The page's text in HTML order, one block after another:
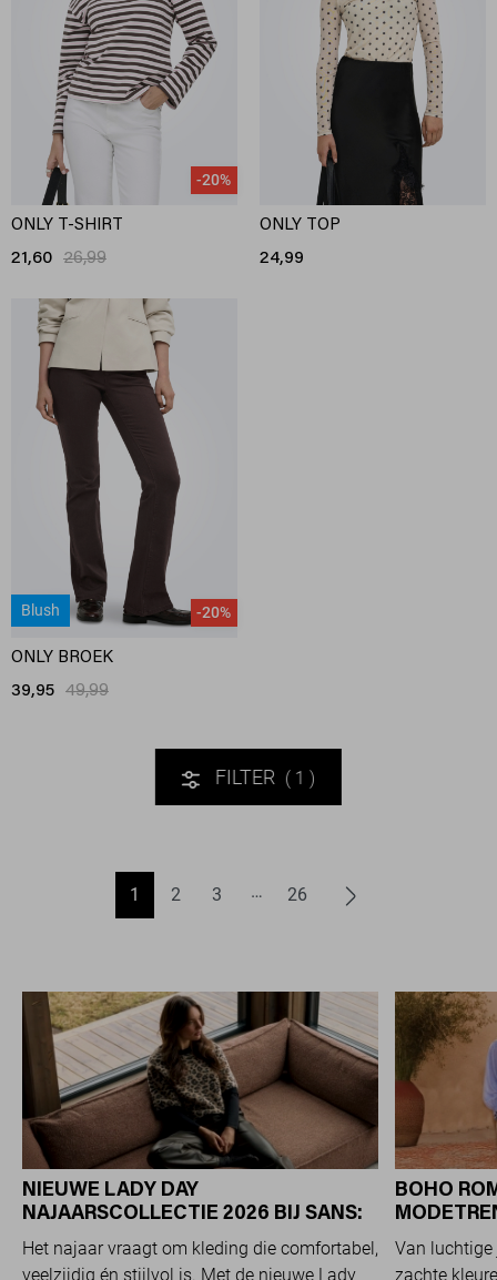
-20%
ONLY T-SHIRT
21,60 26,99
ONLY TOP
24,99
Blush -20%
ONLY BROEK
39,95 49,99
FILTER 1
1 2 3 26
NIEUWE LADY DAY
NAJAARSCOLLECTIE 2026 BIJ SANS:
STIJL EN COMFORT IN
TRAVELKWALITEIT
Het najaar vraagt om kleding die comfortabel,
veelzijdig én stijlvol is. Met de nieuwe Lady
BOHO
OVERAL
Van luchtige
zachte